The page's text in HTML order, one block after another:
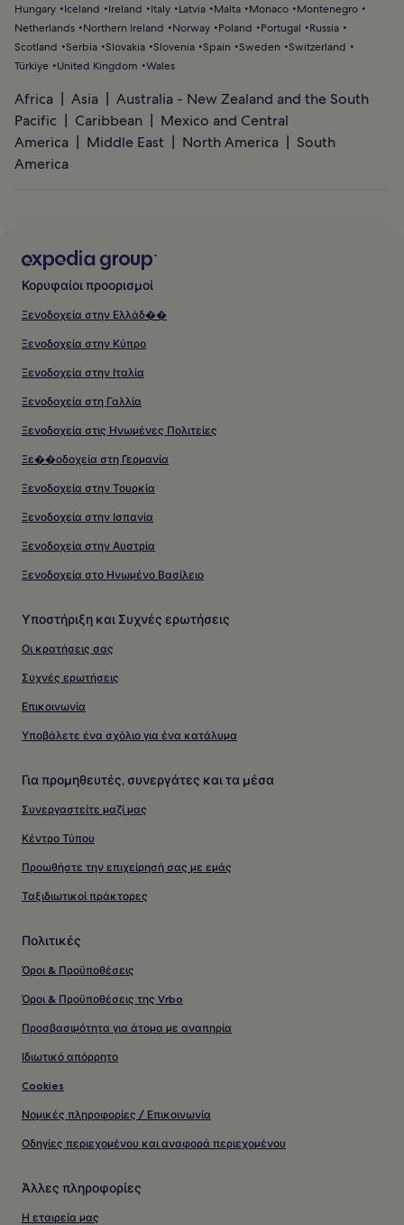
Hungary
Iceland Ireland Italy Latvia Malta Monaco
Montenegro
Netherlands
Northern Ireland Norway Poland Portugal
Russia
Scotland
Serbia Slovakia Slovenia Spain Sweden
Switzerland
Türkiye
United Kingdom Wales
Africa Asia
Australia - New Zealand and the South
Pacific
Caribbean
Mexico and Central
America
Middle East North America
South
America
Κορυφαίοι προορισμοί
Ξενοδοχεία στην Ελλάδ��
Ξενοδοχεία στην Κύπρο
Ξενοδοχεία στην Ιταλία
Ξενοδοχεία στη Γαλλία
Ξενοδοχεία στις Ηνωμένες Πολιτείες
Ξε��οδοχεία στη Γερμανία
Ξενοδοχεία στην Τουρκία
Ξενοδοχεία στην Ισπανία
Ξενοδοχεία στην Αυστρία
Ξενοδοχεία στο Ηνωμένο Βασίλειο
Υποστήριξη και Συχνές ερωτήσεις
Οι κρατήσεις σας
Συχνές ερωτήσεις
Επικοινωνία
Υποβάλετε ένα σχόλιο για ένα κατάλυμα
Για προμηθευτές, συνεργάτες και τα μέσα
Συνεργαστείτε μαζί μας
Κέντρο Τύπου
Προωθήστε την επιχείρησή σας με εμάς
Ταξιδιωτικοί πράκτορες
Πολιτικές
Όροι & Προϋποθέσεις
Όροι & Προϋποθέσεις της Vrbo
Προσβασιμότητα για άτομα με αναπηρία
Ιδιωτικό απόρρητο
Cookies
Νομικές πληροφορίες / Επικοινωνία
Οδηγίες περιεχομένου και αναφορά περιεχομένου
Άλλες πληροφορίες
Η εταιρεία μας